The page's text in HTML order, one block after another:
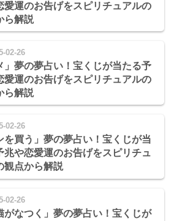
愛運のお告げをスピリチュアルの
ら解説
02-26
」夢の夢占い！宝くじが当たる予
愛運のお告げをスピリチュアルの
ら解説
02-26
を買う」夢の夢占い！宝くじが当
兆や恋愛運のお告げをスピリチュ
観点から解説
02-26
がなつく」夢の夢占い！宝くじが